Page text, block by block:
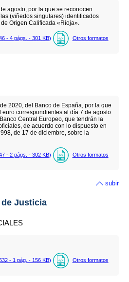
agosto, por la que se reconocen
(viñedos singulares) identificados
Origen Calificada «Rioja».
- 4 págs. - 301 KB) Otros formatos
2020, del Banco de España, por la que
correspondientes al día 7 de agosto
Central Europeo, que tendrán la
de acuerdo con lo dispuesto en
de 17 de diciembre, sobre la
- 2 págs. - 302 KB) Otros formatos
subir
Justicia
- 1 pág. - 156 KB) Otros formatos